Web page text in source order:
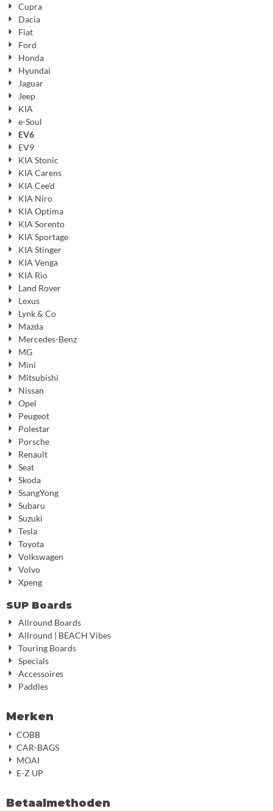
Cupra
Dacia
Fiat
Ford
Honda
Hyundai
Jaguar
Jeep
KIA
e-Soul
EV6
EV9
KIA Stonic
KIA Carens
KIA Cee'd
KIA Niro
KIA Optima
KIA Sorento
KIA Sportage
KIA Stinger
KIA Venga
KIA Rio
Land Rover
Lexus
Lynk & Co
Mazda
Mercedes-Benz
MG
Mini
Mitsubishi
Nissan
Opel
Peugeot
Polestar
Porsche
Renault
Seat
Skoda
SsangYong
Subaru
Suzuki
Tesla
Toyota
Volkswagen
Volvo
Xpeng
SUP Boards
Allround Boards
Allround | BEACH Vibes
Touring Boards
Specials
Accessoires
Paddles
Merken
COBB
CAR-BAGS
MOAI
E-Z UP
Betaalmethoden